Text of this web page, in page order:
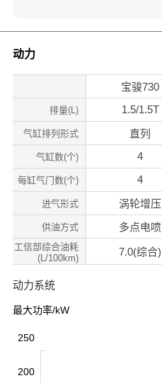
动力
宝骏730
排量(L) 1.5/1.5T
气缸排列形式 直列
气缸数(个) 4
每缸气门数(个) 4
进气形式 涡轮增压
供油方式 多点电喷
工信部综合油耗
(L/100km)
7.0(综合)
动力系统
最大功率/kW
250
200